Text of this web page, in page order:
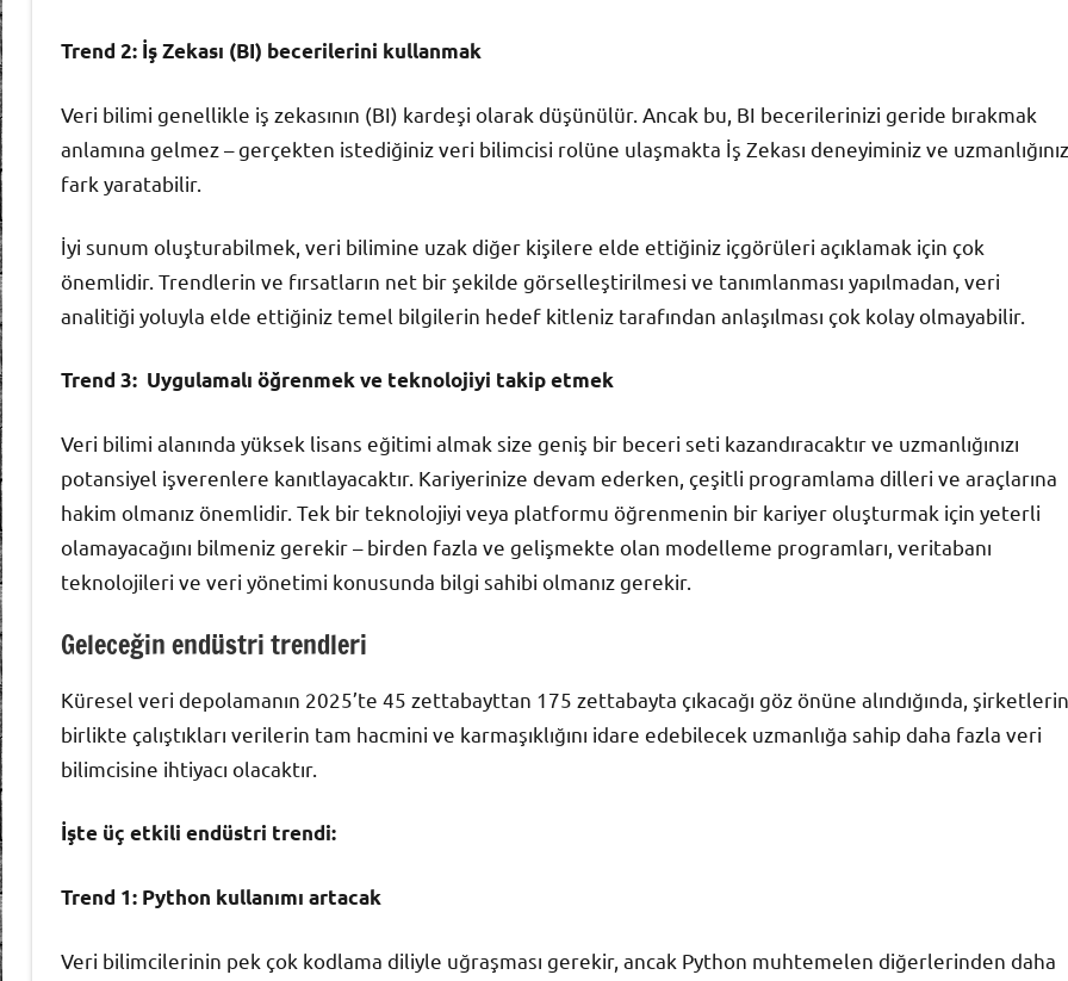
Trend 2: İş Zekası (BI) becerilerini kullanmak
Veri bilimi genellikle iş zekasının (BI) kardeşi olarak düşünülür. Ancak bu, BI becerilerinizi geride bırakmak
anlamına gelmez – gerçekten istediğiniz veri bilimcisi rolüne ulaşmakta İş Zekası deneyiminiz ve uzmanlığınız
fark yaratabilir.
İyi sunum oluşturabilmek, veri bilimine uzak diğer kişilere elde ettiğiniz içgörüleri açıklamak için çok
önemlidir. Trendlerin ve fırsatların net bir şekilde görselleştirilmesi ve tanımlanması yapılmadan, veri
analitiği yoluyla elde ettiğiniz temel bilgilerin hedef kitleniz tarafından anlaşılması çok kolay olmayabilir.
Trend 3: Uygulamalı öğrenmek ve teknolojiyi takip etmek
Veri bilimi alanında yüksek lisans eğitimi almak size geniş bir beceri seti kazandıracaktır ve uzmanlığınızı
potansiyel işverenlere kanıtlayacaktır. Kariyerinize devam ederken, çeşitli programlama dilleri ve araçlarına
hakim olmanız önemlidir. Tek bir teknolojiyi veya platformu öğrenmenin bir kariyer oluşturmak için yeterli
olamayacağını bilmeniz gerekir – birden fazla ve gelişmekte olan modelleme programları, veritabanı
teknolojileri ve veri yönetimi konusunda bilgi sahibi olmanız gerekir.
Geleceğin endüstri trendleri
Küresel veri depolamanın 2025’te 45 zettabayttan 175 zettabayta çıkacağı göz önüne alındığında, şirketlerin
birlikte çalıştıkları verilerin tam hacmini ve karmaşıklığını idare edebilecek uzmanlığa sahip daha fazla veri
bilimcisine ihtiyacı olacaktır.
İşte üç etkili endüstri trendi:
Trend 1: Python kullanımı artacak
Veri bilimcilerinin pek çok kodlama diliyle uğraşması gerekir, ancak Python muhtemelen diğerlerinden daha